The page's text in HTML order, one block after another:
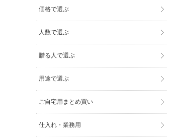
価格で選ぶ
人数で選ぶ
贈る人で選ぶ
用途で選ぶ
ご自宅用まとめ買い
仕入れ・業務用